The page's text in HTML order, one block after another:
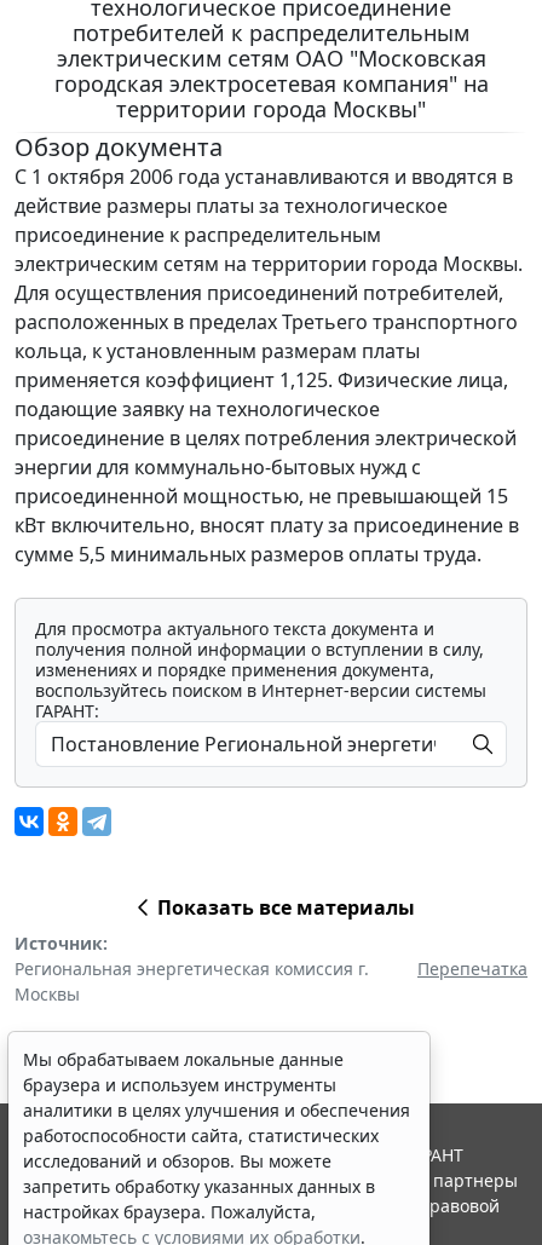
технологическое присоединение
потребителей к распределительным
электрическим сетям ОАО "Московская
городская электросетевая компания" на
территории города Москвы"
Обзор документа
С 1 октября 2006 года устанавливаются и вводятся в
действие размеры платы за технологическое
присоединение к распределительным
электрическим сетям на территории города Москвы.
Для осуществления присоединений потребителей,
расположенных в пределах Третьего транспортного
кольца, к установленным размерам платы
применяется коэффициент 1,125. Физические лица,
подающие заявку на технологическое
присоединение в целях потребления электрической
энергии для коммунально-бытовых нужд с
присоединенной мощностью, не превышающей 15
кВт включительно, вносят плату за присоединение в
сумме 5,5 минимальных размеров оплаты труда.
Для просмотра актуального текста документа и
получения полной информации о вступлении в силу,
изменениях и порядке применения документа,
воспользуйтесь поиском в Интернет-версии системы
ГАРАНТ:
Показать все материалы
Источник:
Региональная энергетическая комиссия г.
Москвы
Перепечатка
Мы обрабатываем локальные данные
браузера и используем инструменты
аналитики в целях улучшения и обеспечения
работоспособности сайта, статистических
исследований и обзоров. Вы можете
запретить обработку указанных данных в
настройках браузера. Пожалуйста,
ознакомьтесь с условиями их обработки.
© ООО "НПП "ГАРАНТ-СЕРВИС", 2026. Система ГАРАНТ
выпускается с 1990 года. Компания "Гарант" и ее партнеры
являются участниками Российской ассоциации правовой
информации ГАРАНТ.